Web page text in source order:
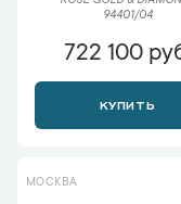
94401/04
722 100
КУПИТЬ
МОСКВА